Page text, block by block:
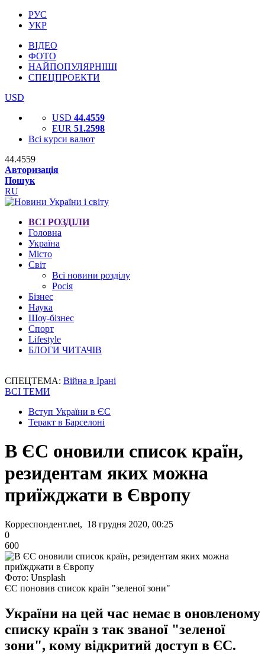
РУС
УКР
ВІДЕО
ФОТО
НАЙПОПУЛЯРНІШІ
СПЕЦПРОЕКТИ
USD
USD 44.4559
EUR 51.2598
Всі курси валют
44.4559
Авторизація
Пошук
RU
ВСІ РОЗДІЛИ
Головна
Україна
Місто
Світ
Всі новини розділу
Росія
Бізнес
Наука
Шоу-бізнес
Спорт
Lifestyle
БЛОГИ ЧИТАЧІВ
СПЕЦТЕМА: Війна в Ірані
ВСІ ТЕМИ
Вступ України в ЄС
Теракт в Барселоні
В ЄС оновили список країн,
резидентам яких можна
приїжджати в Європу
Корреспондент.net, 18 грудня 2020, 00:25
0
600
Фото: Unsplash
ЄС поновив список країн "зеленої зони"
України на цей час немає в оновленому
списку країн з так званої "зеленої
зони", кому відкритий доступ в ЄС.